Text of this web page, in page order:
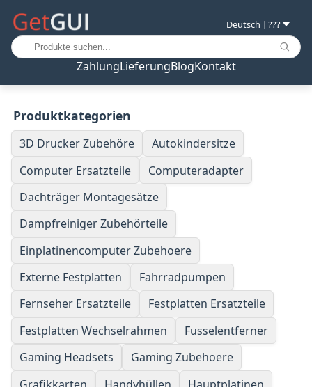
ZahlungLieferungBlogKontakt
Deutsch | ???
Produktkategorien
3D Drucker Zubehöre
Autokindersitze
Computer Ersatzteile
Computeradapter
Dachträger Montagesätze
Dampfreiniger Zubehörteile
Einplatinencomputer Zubehoere
Externe Festplatten
Fahrradpumpen
Fernseher Ersatzteile
Festplatten Ersatzteile
Festplatten Wechselrahmen
Fusselentferner
Gaming Headsets
Gaming Zubehoere
Grafikkarten
Handyhüllen
Hauptplatinen